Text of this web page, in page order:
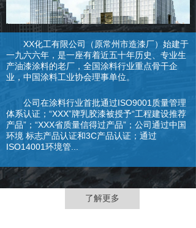
XX化工有限公司（原常州市造漆厂）始建于
一九六六年，是一座有着近五十年历史、专业生
产油漆涂料的老厂，全国涂料行业重点骨干企
业，中国涂料工业协会理事单位。
公司在涂料行业首批通过ISO9001质量管理
体系认证；“XXX”牌乳胶漆被授予“工程建设推荐
产品”；“XXX省质量信得过产品”；公司通过中国
环境 标志产品认证和3C产品认证；通过
ISO14001环境管...
了解更多